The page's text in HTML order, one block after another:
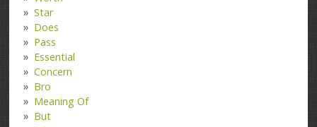
Star
Does
Pass
Essential
Concern
Bro
Meaning Of
But